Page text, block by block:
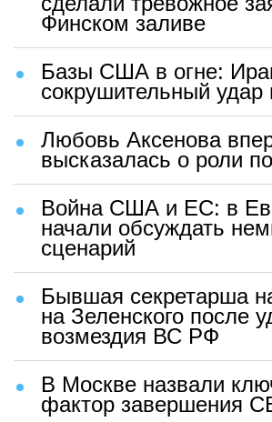
Финском заливе
Базы США в огне:
сокрушительный удар
Любовь Аксенова
высказалась о роли
Война США и ЕС: в
начали обсуждать
сценарий
Бывшая секретарша
на Зеленского после
возмездия ВС РФ
В Москве назвали
фактор завершения